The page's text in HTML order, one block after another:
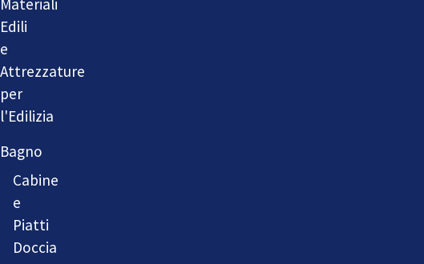
Materiali
Edili
e
Attrezzature
per
l'Edilizia
Bagno
Cabine
e
Piatti
Doccia